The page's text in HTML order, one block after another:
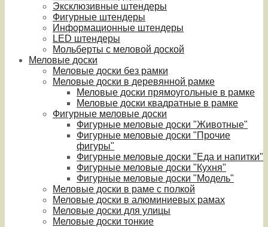
Эксклюзивные штендеры
Фигурные штендеры
Информационные штендеры
LED штендеры
Мольберты с меловой доской
Меловые доски
Меловые доски без рамки
Меловые доски в деревянной рамке
Меловые доски прямоугольные в рамке
Меловые доски квадратные в рамке
Фигурные меловые доски
Фигурные меловые доски "Животные"
Фигурные меловые доски "Прочие
фигуры"
Фигурные меловые доски "Еда и напитки"
Фигурные меловые доски "Кухня"
Фигурные меловые доски "Модель"
Меловые доски в раме с полкой
Меловые доски в алюминиевых рамах
Меловые доски для улицы
Меловые доски тонкие